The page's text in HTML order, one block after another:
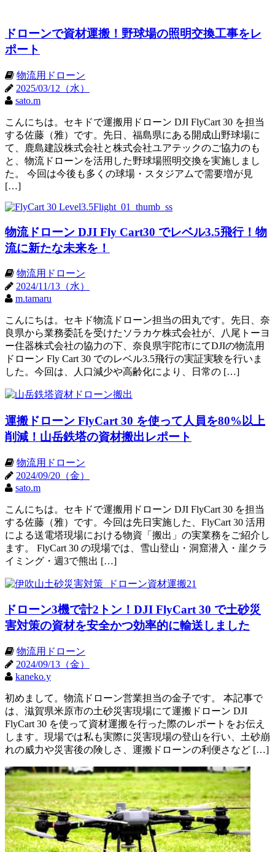
ドローンで資材運搬！野球場の照明交換工事をレ
ポート
物流用ドローン
2025/03/12（水）
sato.m
こんにちは。セキドで運搬用ドローン DJI FlyCart 30 を担当
する佐藤（雅）です。先日、福島県にある開成山野球場に
て、鹿島建設株式会社と株式会社ユアテックのご協力のも
と、物流ドローンを活用した野球場照明交換を実施しまし
た。 今回は今後も多くの球場・スタジアムで需要増が見
[…]
物流ドローン DJI Fly Cart30 でレベル3.5飛行！物
流に新たな未来を！
物流用ドローン
2024/11/13（水）
m.tamaru
こんにちは。セキド物流ドローン担当の田丸です。先日、奈
良県から業務委託を受けたソラカケ株式会社が、八尾トーヨ
ー住器株式会社の協力の下、奈良県宇陀市にてDJIの物流用
ドローン Fly Cart 30 でのレベル3.5飛行の実証実験を行いま
した。今回は、人口減少や高齢化により、日常の […]
運搬ドローン FlyCart 30 を使って人員を80%以上
削減！山岳鉄塔の資材搬出レポート
物流用ドローン
2024/09/20（金）
sato.m
こんにちは。セキドで運搬用ドローン DJI FlyCart 30 を担当
する佐藤（雅）です。今回は先日実施した、FlyCart 30 活用
による送電塔現場における物資「搬出」の実業務をご紹介し
ます。 FlyCart 30 の現場では、雪山登山・洞窟潜入・崖クラ
イミング・週3で熊出 […]
ドローン3機で計2トン！DJI FlyCart 30 で土砂災
害対策の資材を安全かつ効率的に輸送しました
物流用ドローン
2024/09/13（金）
kaneko.y
初めまして。物流ドローン営業担当の金子です。 本記事で
は、滋賀県米原市の土砂災害現場にて運搬ドローン DJI
FlyCart 30 を使って資材運搬を行った際のレポートをお伝え
します。現場では私も実際に災害現場の登山を行い、土砂崩
れの威力や災害後の険しさ、運搬ドローンの利便さなど […]